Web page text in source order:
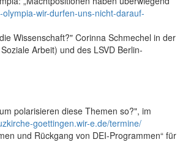
wir-durfen-uns-nicht-darauf-
Wissenschaft?" Corinna Schmechel in der
Arbeit) und des LSVD Berlin-
polarisieren diese Themen so?", im
goettingen.wir-e.de/termine/
und Rückgang von DEI-Programmen“ für